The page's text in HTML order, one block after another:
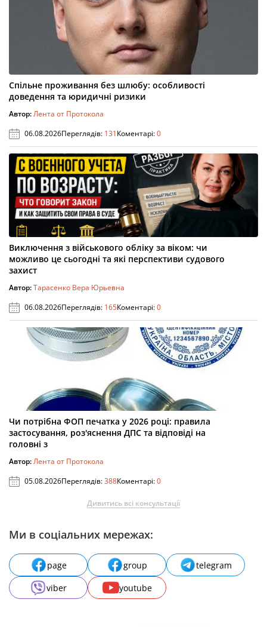
Спільне проживання без шлюбу: особливості
доведення та юридичні ризики
Автор:Лента от Протокола
06.08.2026Переглядів: 131Коментарі:0
Виключення з військового обліку за віком: чи
можливо це сьогодні та які перспективи судового
захист
Автор:Тарасенко Вера Юрьевна
06.08.2026Переглядів: 165Коментарі:0
Чи потрібна ФОП печатка у 2026 році: правила
застосування, роз'яснення ДПС та відповіді на
головні з
Автор:Лента от Протокола
05.08.2026Переглядів:388Коментарі:0
Дивитись всі консультації
Ми в соціальних мережах:
page group
telegram
viber
youtube